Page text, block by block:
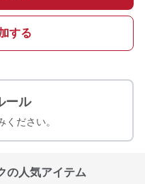
する
ール
ください。
の人気アイテム